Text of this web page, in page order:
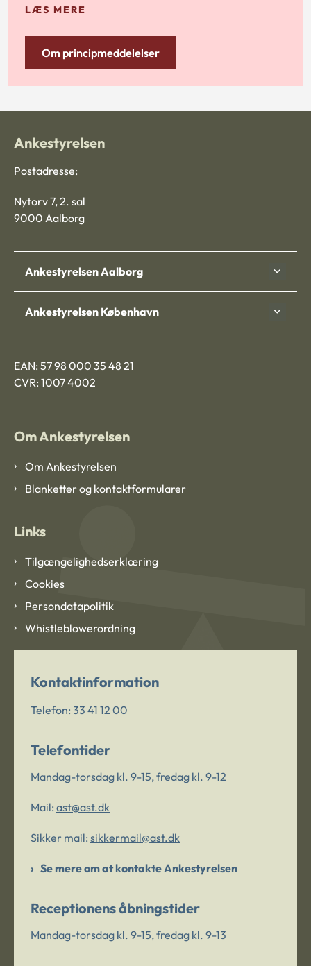
LÆS MERE
Om principmeddelelser
Ankestyrelsen
Postadresse:
Nytorv 7, 2. sal
9000 Aalborg
Ankestyrelsen Aalborg
Ankestyrelsen København
EAN: 57 98 000 35 48 21
CVR: 1007 4002
Om Ankestyrelsen
Om Ankestyrelsen
Blanketter og kontaktformularer
Links
Tilgængelighedserklæring
Cookies
Persondatapolitik
Whistleblowerordning
Kontaktinformation
Telefon: 33 41 12 00
Telefontider
Mandag-torsdag kl. 9-15, fredag kl. 9-12
Mail: ast@ast.dk
Sikker mail: sikkermail@ast.dk
Se mere om at kontakte Ankestyrelsen
Receptionens åbningstider
Mandag-torsdag kl. 9-15, fredag kl. 9-13